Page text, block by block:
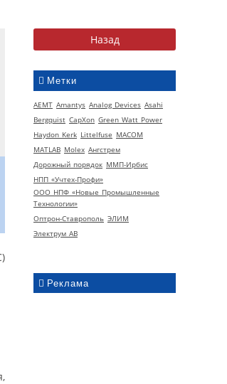
Метки
AEMT Amantys Analog Devices Asahi
Bergquist CapXon Green Watt Power
Haydon Kerk Littelfuse MACOM
MATLAB Molex Ангстрем
Дорожный порядок ММП-Ирбис
НПП «Учтех-Профи»
ООО НПФ «Новые Промышленные
Технологии»
Оптрон-Ставрополь ЭЛИМ
Электрум АВ
Реклама